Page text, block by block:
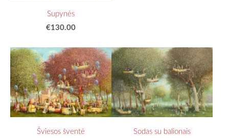
Supynės
€130.00
Šviesos šventė Sodas su balionais